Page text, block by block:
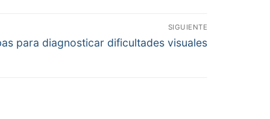
SIGUIENTE
para diagnosticar dificultades visuales